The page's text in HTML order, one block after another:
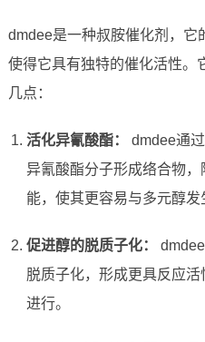
dmdee是一种叔胺催化剂，它
使得它具有独特的催化活性。
几点：
活化异氰酸酯：
dmdee通
异氰酸酯分子形成络合物
能，使其更容易与多元醇发
促进醇的脱质子化：
脱质子化，形成更具反应
进行。